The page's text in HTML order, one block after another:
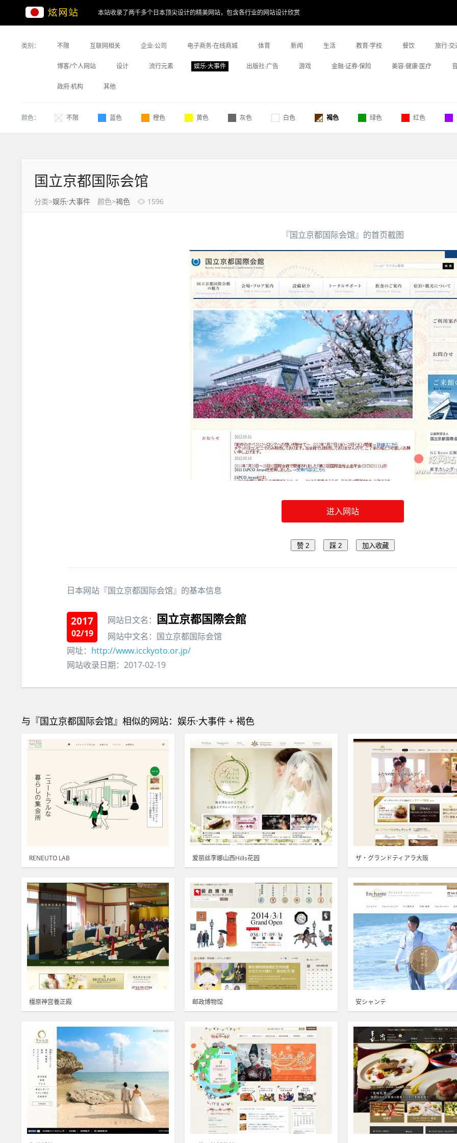
本站收录了两千多个日本顶尖设计的精美网站，包含各行业的网站设计欣赏
类别： 不限 互联网相关 企业·公司 电子商务·在线商城 体育 新闻 生活 教育·学校 餐饮 旅行·交
博客/个人网站 设计 流行元素 娱乐·大事件 出版社·广告 游戏 金融·证券·保险 美容·健康·医疗
政府·机构 其他
颜色： 不限 蓝色 橙色 黄色 灰色 白色 褐色 绿色 红色
国立京都国际会馆
分类>娱乐·大事件 颜色>褐色 1596
『国立京都国际会馆』的首页截图
进入网站
赞 2 踩 2 加入收藏
日本网站『国立京都国际会馆』的基本信息
2017
02/19
网站日文名： 国立京都国際会館
网站中文名：国立京都国际会馆
网址： http://www.icckyoto.or.jp/
网站收录日期：2017-02-19
与『国立京都国际会馆』相似的网站：娱乐·大事件 + 褐色
RENEUTO LAB 爱丽丝李娜山西Hills花园 ザ・グランドティアラ大阪
橿原神宫養正殿 邮政博物馆 安シャンテ